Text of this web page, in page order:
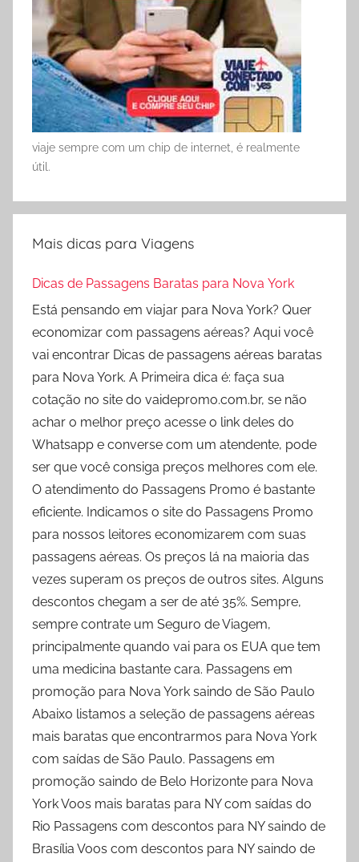
viaje sempre com um chip de internet, é realmente
útil.
Mais dicas para Viagens
Dicas de Passagens Baratas para Nova York
Está pensando em viajar para Nova York? Quer
economizar com passagens aéreas? Aqui você
vai encontrar Dicas de passagens aéreas baratas
para Nova York. A Primeira dica é: faça sua
cotação no site do vaidepromo.com.br, se não
achar o melhor preço acesse o link deles do
Whatsapp e converse com um atendente, pode
ser que você consiga preços melhores com ele.
O atendimento do Passagens Promo é bastante
eficiente. Indicamos o site do Passagens Promo
para nossos leitores economizarem com suas
passagens aéreas. Os preços lá na maioria das
vezes superam os preços de outros sites. Alguns
descontos chegam a ser de até 35%. Sempre,
sempre contrate um Seguro de Viagem,
principalmente quando vai para os EUA que tem
uma medicina bastante cara. Passagens em
promoção para Nova York saindo de São Paulo
Abaixo listamos a seleção de passagens aéreas
mais baratas que encontrarmos para Nova York
com saídas de São Paulo. Passagens em
promoção saindo de Belo Horizonte para Nova
York Voos mais baratas para NY com saídas do
Rio Passagens com descontos para NY saindo de
Brasília Voos com descontos para NY saindo de